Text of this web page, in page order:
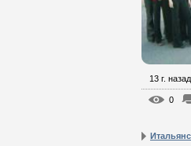
13 г. назад
0